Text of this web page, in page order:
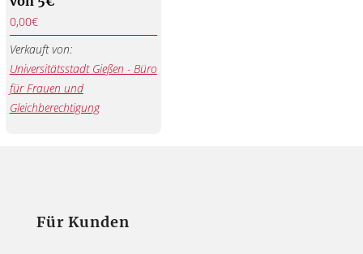
0,00€
Verkauft von:
Universitätsstadt Gießen - Büro
für Frauen und
Gleichberechtigung
Für Kunden